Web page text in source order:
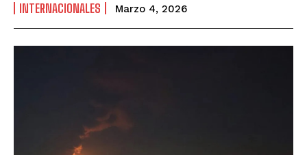
INTERNACIONALES Marzo 4, 2026